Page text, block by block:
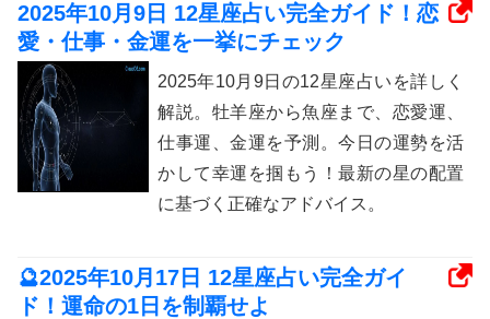
2025年10月9日 12星座占い完全ガイド！恋
愛・仕事・金運を一挙にチェック
2025年10月9日の12星座占いを詳しく
解説。牡羊座から魚座まで、恋愛運、
仕事運、金運を予測。今日の運勢を活
かして幸運を掴もう！最新の星の配置
に基づく正確なアドバイス。
🔮2025年10月17日 12星座占い完全ガイ
ド！運命の1日を制覇せよ